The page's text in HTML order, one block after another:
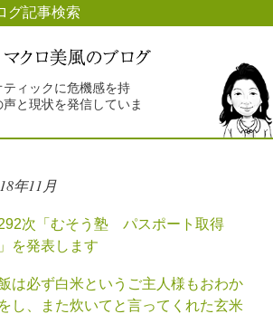
グ記事検索
ィックに危機感を持
と現状を発信していま
年11月
次「むそう塾 パスポート取得
を発表します
は必ず白米というご主人様もおわか
し、また炊いてと言ってくれた玄米